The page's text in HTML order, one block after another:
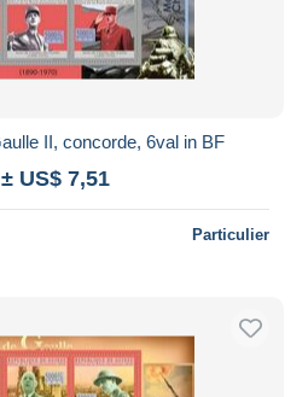
II, concorde, 6val in BF
± US$ 7,51
Particulier